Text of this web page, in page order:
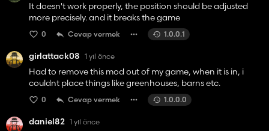
It doesn't work properly, the position should be adjusted
more precisely. and it breaks the game
0 Cevap vermek 1.0.0.1
girlattack08 1 yıl önce
Had to remove this mod out of my game, when it is in, i
couldnt place things like greenhouses, barns etc.
0 Cevap vermek 1.0.0.0
daniel82 1 yıl önce